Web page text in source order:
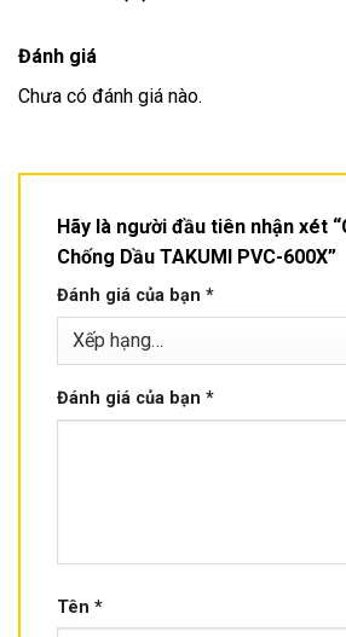
Đánh giá
Chưa có đánh giá nào.
Hãy là người đầu tiên nhận xét
Chống Dầu TAKUMI PVC-600X”
Đánh giá của bạn *
Đánh giá của bạn *
Tên *